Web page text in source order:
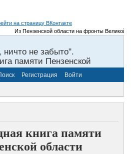
Из Пензенской области на фронты Великой
ничто не забыто".
памяти Пензенской
Регистрация Войти
книга памяти
области